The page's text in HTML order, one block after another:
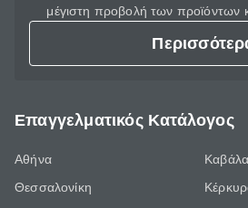
μέγιστη προβολή των προϊόντων
Επαγγελματικός Κατάλογος
Αθήνα
Θεσσαλονίκη
Καβάλα